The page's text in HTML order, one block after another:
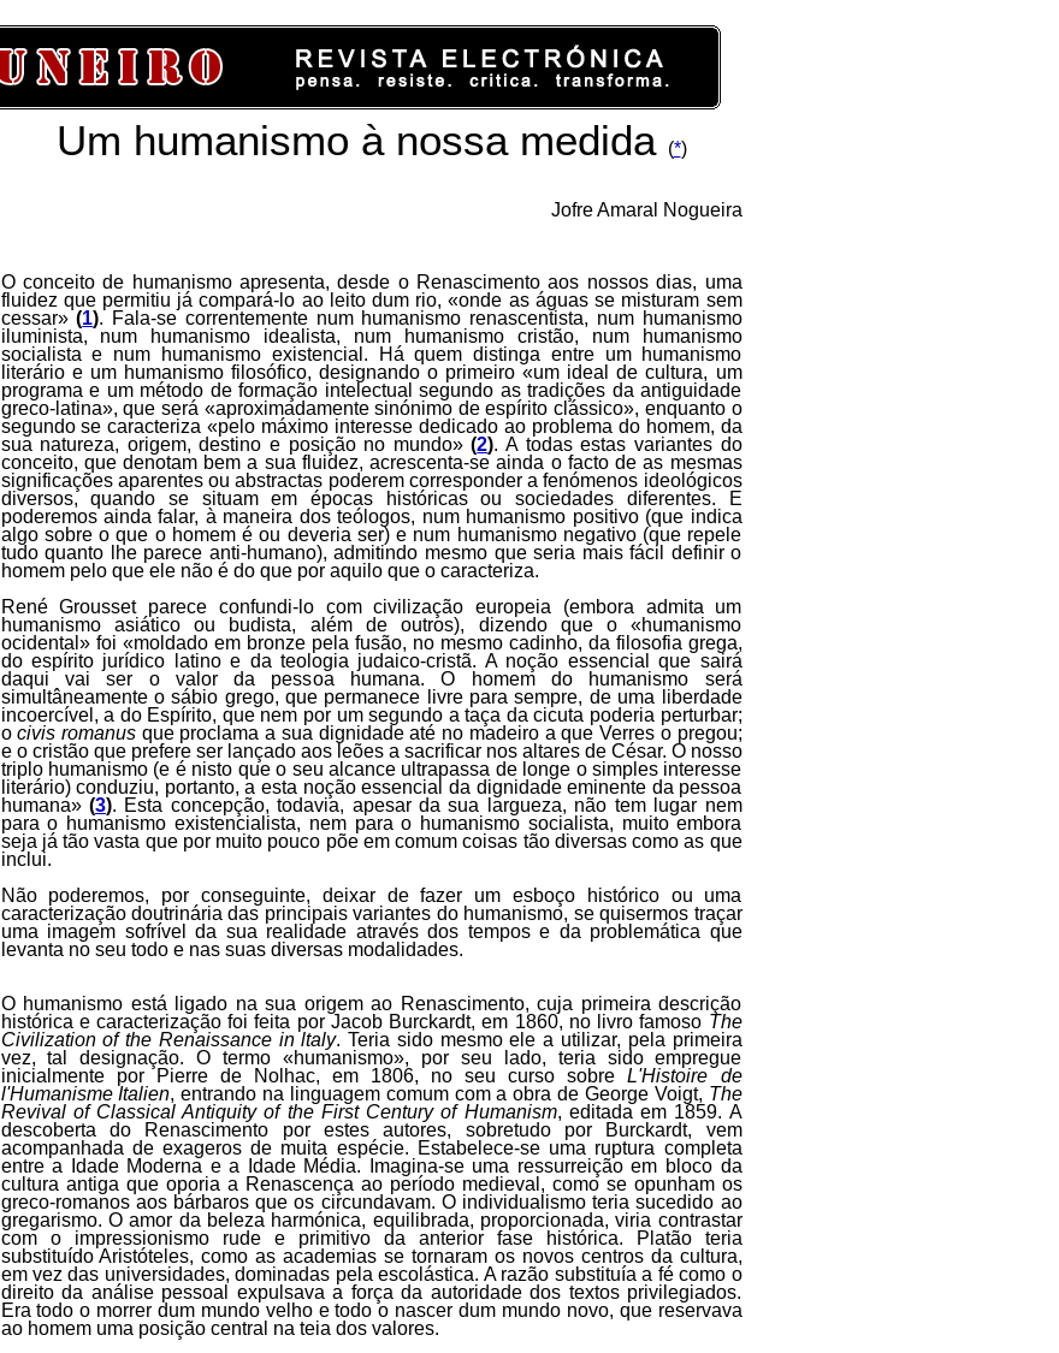
Um humanismo à nossa medida (*)
Jofre Amaral Nogueira
O conceito de humanismo apresenta, desde o Renascimento aos nossos dias, uma
fluidez que permitiu já compará-lo ao leito dum rio, «onde as águas se misturam sem
cessar»(1). Fala-se correntemente num humanismo renascentista, num humanismo
iluminista, num humanismo idealista, num humanismo cristão, num humanismo
socialista e num humanismo existencial. Há quem distinga entre um humanismo
literário e um humanismo filosófico, designando o primeiro «um ideal de cultura, um
programa e um método de formação intelectual segundo as tradições da antiguidade
greco-latina», que será «aproximadamente sinónimo de espírito clássico», enquanto o
segundo se caracteriza «pelo máximo interesse dedicado ao problema do homem, da
sua natureza, origem, destino e posição no mundo»(2). A todas estas variantes do
conceito, que denotam bem a sua fluidez, acrescenta-se ainda o facto de as mesmas
significações aparentes ou abstractas poderem corresponder a fenómenos ideológicos
diversos, quando se situam em épocas históricas ou sociedades diferentes. E
poderemos ainda falar, à maneira dos teólogos, num humanismo positivo (que indica
algo sobre o que o homem é ou deveria ser) e num humanismo negativo (que repele
tudo quanto lhe parece anti-humano), admitindo mesmo que seria mais fácil definir o
homem pelo que ele não é do que por aquilo que o caracteriza.
René Grousset parece confundi-lo com civilização europeia (embora admita um
humanismo asiático ou budista, além de outros), dizendo que o «humanismo
ocidental» foi «moldado em bronze pela fusão, no mesmo cadinho, da filosofia grega,
do espírito jurídico latino e da teologia judaico-cristã. A noção essencial que sairá
daqui vai ser o valor da pessoa humana. O homem do humanismo será
simultâneamente o sábio grego, que permanece livre para sempre, de uma liberdade
incoercível, a do Espírito, que nem por um segundo a taça da cicuta poderia perturbar;
ocivis romanusque proclama a sua dignidade até no madeiro a que Verres o pregou;
e o cristão que prefere ser lançado aos leões a sacrificar nos altares de César. O nosso
triplo humanismo (e é nisto que o seu alcance ultrapassa de longe o simples interesse
literário) conduziu, portanto, a esta noção essencial da dignidade eminente da pessoa
humana» (3). Esta concepção, todavia, apesar da sua largueza, não tem lugar nem
para o humanismo existencialista, nem para o humanismo socialista, muito embora
seja já tão vasta que por muito pouco põe em comum coisas tão diversas como as que
inclui.
Não poderemos, por conseguinte, deixar de fazer um esboço histórico ou uma
caracterização doutrinária das principais variantes do humanismo, se quisermos traçar
uma imagem sofrível da sua realidade através dos tempos e da problemática que
levanta no seu todo e nas suas diversas modalidades.
O humanismo está ligado na sua origem ao Renascimento, cuja primeira descrição
histórica e caracterização foi feita por Jacob Burckardt, em 1860, no livro famoso The
Civilization of the Renaissance in ltaly. Teria sido mesmo ele a utilizar, pela primeira
vez, tal designação. O termo «humanismo», por seu lado, teria sido empregue
inicialmente por Pierre de Nolhac, em 1806, no seu curso sobreL'Histoire de
l'Humanisme Italien, entrando na linguagem comum com a obra de George Voigt, The
Revival of Classical Antiquity of the First Century of Humanism, editada em 1859. A
descoberta do Renascimento por estes autores, sobretudo por Burckardt, vem
acompanhada de exageros de muita espécie. Estabelece-se uma ruptura completa
entre a Idade Moderna e a Idade Média. Imagina-se uma ressurreição em bloco da
cultura antiga que oporia a Renascença ao período medieval, como se opunham os
greco-romanos aos bárbaros que os circundavam. O individualismo teria sucedido ao
gregarismo. O amor da beleza harmónica, equilibrada, proporcionada, viria contrastar
com o impressionismo rude e primitivo da anterior fase histórica. Platão teria
substituído Aristóteles, como as academias se tornaram os novos centros da cultura,
em vez das universidades, dominadas pela escolástica. A razão substituía a fé como o
direito da análise pessoal expulsava a força da autoridade dos textos privilegiados.
Era todo o morrer dum mundo velho e todo o nascer dum mundo novo, que reservava
ao homem uma posição central na teia dos valores.